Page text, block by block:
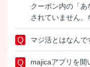
クーポン内の「
されていません。
マジ活とはなんで
majicaアプリを開